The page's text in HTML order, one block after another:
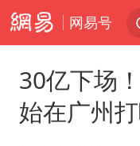
网易号
30亿下场
始在广州